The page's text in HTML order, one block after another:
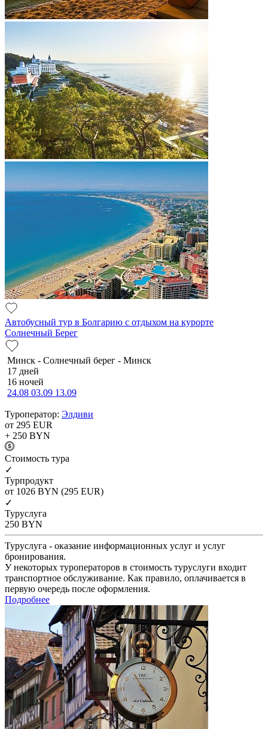
Автобусный тур в Болгарию с отдыхом на курорте
Солнечный Берег
Минск - Солнечный берег - Минск
17 дней
16 ночей
24.08 03.09 13.09
Туроператор: Элдиви
от 295 EUR
+ 250 BYN
Cтоимость тура
✓
Турпродукт
от 1026 BYN (295 EUR)
✓
Туруслуга
250 BYN
Туруслуга - оказание информационных услуг и услуг
бронирования.
У некоторых туроператоров в стоимость туруслуги входит
транспортное обслуживание. Как правило, оплачивается в
первую очередь после оформления.
Подробнее